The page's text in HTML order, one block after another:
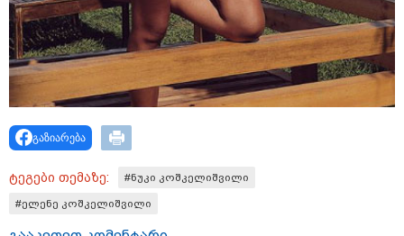
მკითხველის რჩევით
გაზიარება
ტეგები თემაზე: #ნუკი კოშკელიშვილი
#ელენე კოშკელიშვილი